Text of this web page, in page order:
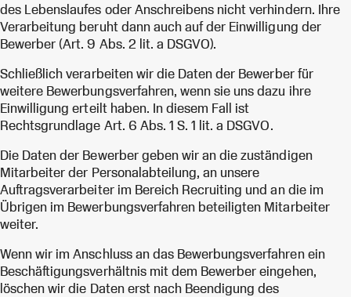
des Lebenslaufes oder Anschreibens nicht verhindern. Ihre
Verarbeitung beruht dann auch auf der Einwilligung der
Bewerber (Art. 9 Abs. 2 lit. a DSGVO).
Schließlich verarbeiten wir die Daten der Bewerber für
weitere Bewerbungsverfahren, wenn sie uns dazu ihre
Einwilligung erteilt haben. In diesem Fall ist
Rechtsgrundlage Art. 6 Abs. 1 S. 1 lit. a DSGVO.
Die Daten der Bewerber geben wir an die zuständigen
Mitarbeiter der Personalabteilung, an unsere
Auftragsverarbeiter im Bereich Recruiting und an die im
Übrigen im Bewerbungsverfahren beteiligten Mitarbeiter
weiter.
Wenn wir im Anschluss an das Bewerbungsverfahren ein
Beschäftigungsverhältnis mit dem Bewerber eingehen,
löschen wir die Daten erst nach Beendigung des